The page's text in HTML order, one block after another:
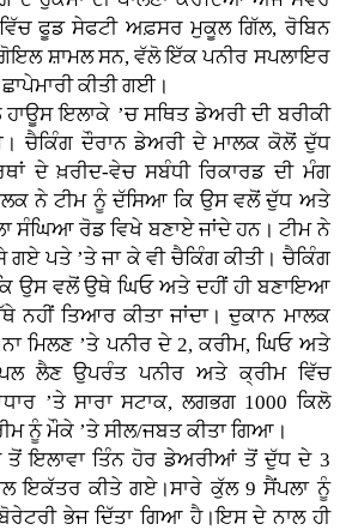
ਫੂਡ ਸੇਫਟੀ ਅਫ਼ਸਰ ਮੁਕੂਲ ਗਿੱਲ, ਰੋਬਿਨ
ਸ਼ਾਮਲ ਸਨ, ਵੱਲੋ ਇੱਕ ਪਨੀਰ ਸਪਲਾਇਰ
ਕੀਤੀ ਗਈ।
ਹਾਊਸ ਇਲਾਕੇ ’ਚ ਸਥਿਤ ਡੇਅਰੀ ਦੀ ਬਰੀਕੀ
ਚੈਕਿੰਗ ਦੌਰਾਨ ਡੇਅਰੀ ਦੇ ਮਾਲਕ ਕੋਲੋਂ ਦੁੱਧ
ਦੇ ਖ਼ਰੀਦ-ਵੇਚ ਸਬੰਧੀ ਰਿਕਾਰਡ ਦੀ ਮੰਗ
ਨੇ ਟੀਮ ਨੂੰ ਦੱਸਿਆ ਕਿ ਉਸ ਵਲੋਂ ਦੁੱਧ ਅਤੇ
ਸੰਘਿਆ ਰੋਡ ਵਿਖੇ ਬਣਾਏ ਜਾਂਦੇ ਹਨ। ਟੀਮ ਨੇ
ਪਤੇ ’ਤੇ ਜਾ ਕੇ ਵੀ ਚੈਕਿੰਗ ਕੀਤੀ। ਚੈਕਿੰਗ
ਉਸ ਵਲੋਂ ਉਥੇ ਘਿਓ ਅਤੇ ਦਹੀਂ ਹੀ ਬਣਾਇਆ
ਨਹੀਂ ਤਿਆਰ ਕੀਤਾ ਜਾਂਦਾ। ਦੁਕਾਨ ਮਾਲਕ
ਮਿਲਣ ’ਤੇ ਪਨੀਰ ਦੇ 2, ਕਰੀਮ, ਘਿਓ ਅਤੇ
ਲੈਣ ਉਪਰੰਤ ਪਨੀਰ ਅਤੇ ਕ੍ਰੀਮ ਵਿੱਚ
’ਤੇ ਸਾਰਾ ਸਟਾਕ, ਲਗਭਗ 1000 ਕਿਲੋ
ਨੂੰ ਮੌਕੇ ’ਤੇ ਸੀਲ/ਜਬਤ ਕੀਤਾ ਗਿਆ।
ਇਲਾਵਾ ਤਿੰਨ ਹੋਰ ਡੇਅਰੀਆਂ ਤੋਂ ਦੁੱਧ ਦੇ 3
ਇਕੱਤਰ ਕੀਤੇ ਗਏ।ਸਾਰੇ ਕੁੱਲ 9 ਸੈਂਪਲਾ ਨੂੰ
ਭੇਜ ਦਿੱਤਾ ਗਿਆ ਹੈ।ਇਸ ਦੇ ਨਾਲ ਹੀ